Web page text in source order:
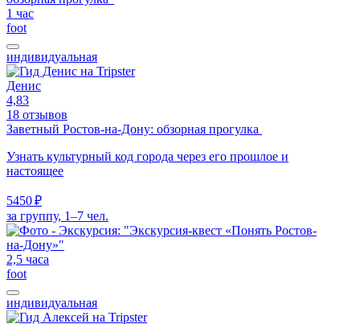
1 час
foot
индивидуальная
Денис
4,83
18 отзывов
Заветный Ростов-на-Дону: обзорная прогулка
Узнать культурный код города через его прошлое и
настоящее
5450 ₽
за группу, 1–7 чел.
2,5 часа
foot
индивидуальная